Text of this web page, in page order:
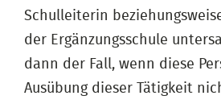
Schulleiterin
der Ergänzungsschule
dann der Fall, wenn diese
Ausübung dieser Tätigkeit